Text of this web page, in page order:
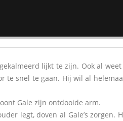
lijkt te zijn. Ook al
te snel te gaan. Hij wil al
Gale zijn ontdooide arm.
legt, doven al Gale’s